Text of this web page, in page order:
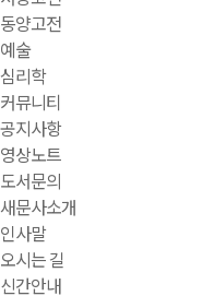
동양고전
예술
심리학
커뮤니티
공지사항
영상노트
도서문의
새문사소개
인사말
오시는 길
신간안내